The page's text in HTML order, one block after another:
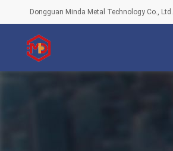
Dongguan Minda Metal Technology Co., Ltd.